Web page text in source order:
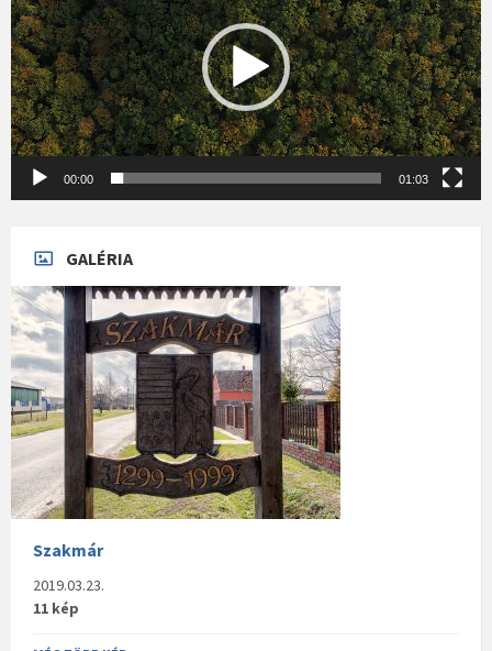
00:00 01:03
GALÉRIA
Szakmár
2019.03.23.
11 kép